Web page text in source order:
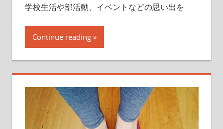
学校生活や部活動、イベントなどの思い出を
Continue reading